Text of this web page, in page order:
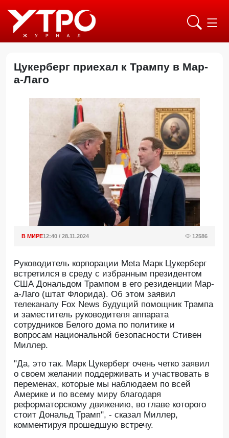
Цукерберг приехал к Трампу в Мар-
а-Лаго
В МИРЕ12:40 / 28.11.2024 12586
Руководитель корпорации Meta Марк Цукерберг
встретился в среду с избранным президентом
США Дональдом Трампом в его резиденции Мар-
а-Лаго (штат Флорида). Об этом заявил
телеканалу Fox News будущий помощник Трампа
и заместитель руководителя аппарата
сотрудников Белого дома по политике и
вопросам национальной безопасности Стивен
Миллер.
"Да, это так. Марк Цукерберг очень четко заявил
о своем желании поддерживать и участвовать в
переменах, которые мы наблюдаем по всей
Америке и по всему миру благодаря
реформаторскому движению, во главе которого
стоит Дональд Трамп", - сказал Миллер,
комментируя прошедшую встречу.